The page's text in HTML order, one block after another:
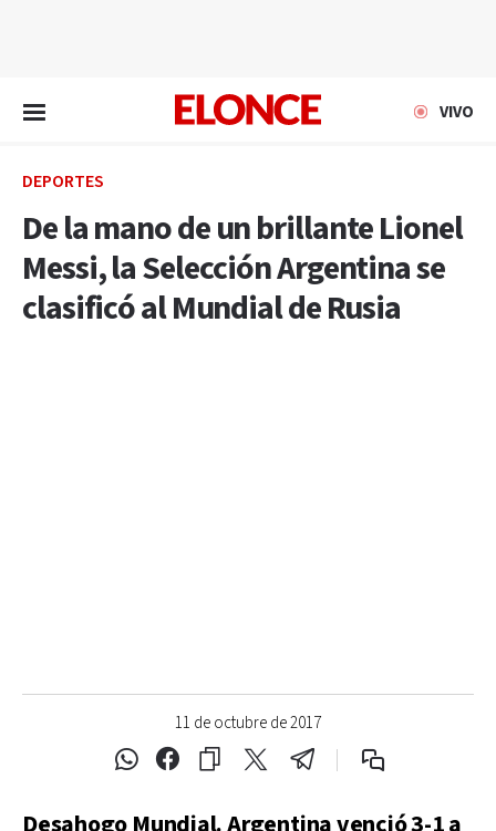
VIVO
DEPORTES
De la mano de un brillante Lionel
Messi, la Selección Argentina se
clasificó al Mundial de Rusia
11 de octubre de 2017